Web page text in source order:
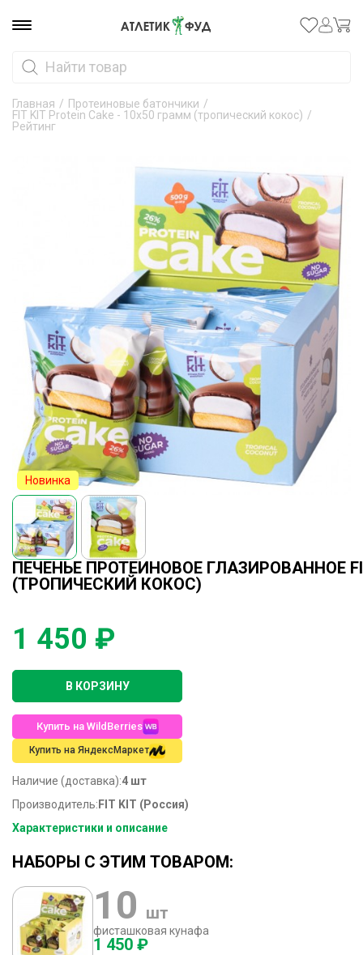
Главная / Протеиновые батончики /
FIT KIT Protein Cake - 10х50 грамм (тропический кокос) /
Рейтинг
Новинка
ПЕЧЕНЬЕ ПРОТЕИНОВОЕ ГЛАЗИРОВАННОЕ
(ТРОПИЧЕСКИЙ КОКОС)
1 450 ₽
В КОРЗИНУ
Купить на WildBerries
Купить на ЯндексМаркет
Наличие (доставка):4 шт
Производитель: FIT KIT (Россия)
Характеристики и описание
НАБОРЫ С ЭТИМ ТОВАРОМ:
10 шт
фисташковая кунафа
1 450 ₽